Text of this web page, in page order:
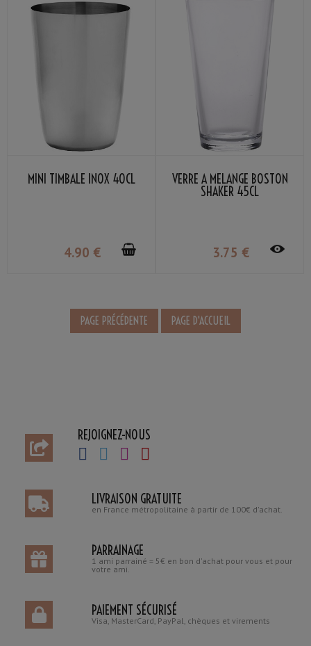
MINI TIMBALE INOX 40CL
4.90 €
VERRE À MÉLANGE BOSTON
SHAKER 45CL
3.75 €
REJOIGNEZ-NOUS
LIVRAISON GRATUITE
en France métropolitaine à partir de 100€ d'achat.
PARRAINAGE
1 ami parrainé = 5€ en bon d'achat pour vous et pour
votre ami.
PAIEMENT SÉCURISÉ
Visa, MasterCard, PayPal, chèques et virements